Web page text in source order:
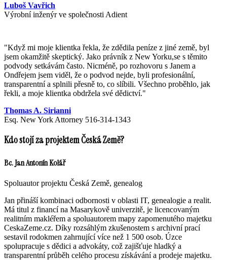
Luboš Vavřich
Výrobní inženýr ve společnosti Adient
"Když mi moje klientka řekla, že zdědila peníze z jiné země, byl
jsem okamžitě skeptický. Jako právník z New Yorku,se s těmito
podvody setkávám často. Nicméně, po rozhovoru s Janem a
Ondřejem jsem viděl, že o podvod nejde, byli profesionální,
transparentní a splnili přesně to, co slíbili. Všechno proběhlo, jak
řekli, a moje klientka obdržela své dědictví."
Thomas A. Sirianni
Esq. New York Attorney 516-314-1343
Kdo stojí za projektem Česká Země?
Bc. Jan Antonín Kolář
Spoluautor projektu Česká Země, genealog
Jan přináší kombinaci odbornosti v oblasti IT, genealogie a realit.
Má titul z financí na Masarykově univerzitě, je licencovaným
realitním makléřem a spoluautorem mapy zapomenutého majetku
CeskaZeme.cz. Díky rozsáhlým zkušenostem s archivní prací
sestavil rodokmen zahrnující více než 1 500 osob. Úzce
spolupracuje s dědici a advokáty, což zajišťuje hladký a
transparentní průběh celého procesu získávání a prodeje majetku.